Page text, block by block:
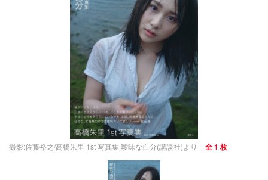
撮影:佐藤裕之/高橋朱里 1st 写真集 曖昧な自分(講談社)より 全 1 枚